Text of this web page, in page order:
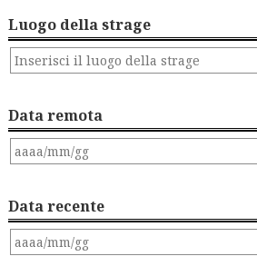
Luogo della strage
Data remota
Data recente